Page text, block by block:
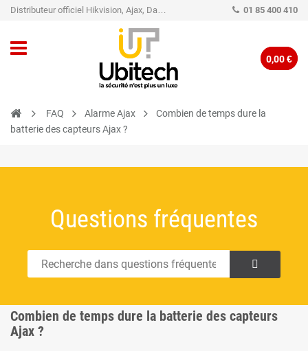
Distributeur officiel Hikvision, Ajax, Dahua, TP-Link - Caméra de vidéo surveillance - Alarme 01 85 400 410
0,00 €
FAQ Alarme Ajax
Combien de temps dure la
batterie des capteurs Ajax ?
Questions fréquentes
Combien de temps dure la batterie des capteurs
Ajax ?